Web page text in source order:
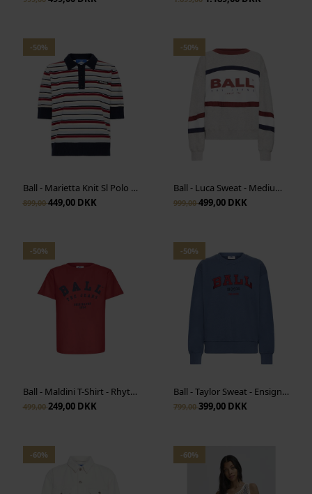
-50%
Ball - Marietta Knit Sl Polo - Celestial Blue
899,00449,00 DKK
-50%
Ball - Luca Sweat - Medium Grey
999,00499,00 DKK
-50%
Ball - Maldini T-Shirt - Rhythmic Red
499,00249,00 DKK
-50%
Ball - Taylor Sweat - Ensign Blue
799,00399,00 DKK
-60% -60%